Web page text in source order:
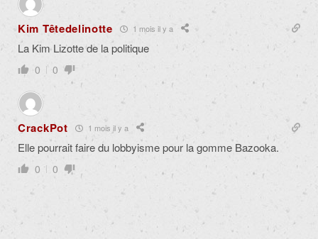
Kim Têtedelinotte 1 mois il y a
La Kim Lizotte de la politique
0 0
CrackPot 1 mois il y a
Elle pourrait faire du lobbyisme pour la gomme Bazooka.
0 0